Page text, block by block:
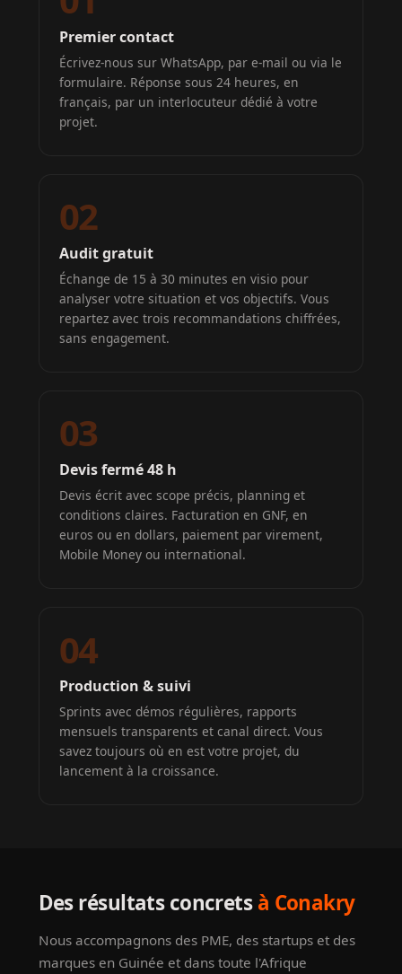
Premier contact
Écrivez-nous sur WhatsApp, par e-mail ou via le
formulaire. Réponse sous 24 heures, en
français, par un interlocuteur dédié à votre
projet.
02
Audit gratuit
Échange de 15 à 30 minutes en visio pour
analyser votre situation et vos objectifs. Vous
repartez avec trois recommandations chiffrées,
sans engagement.
03
Devis fermé 48 h
Devis écrit avec scope précis, planning et
conditions claires. Facturation en GNF, en
euros ou en dollars, paiement par virement,
Mobile Money ou international.
04
Production & suivi
Sprints avec démos régulières, rapports
mensuels transparents et canal direct. Vous
savez toujours où en est votre projet, du
lancement à la croissance.
Des résultats concretsà Conakry
Nous accompagnons des PME, des startups et des
marques en Guinée et dans toute l'Afrique